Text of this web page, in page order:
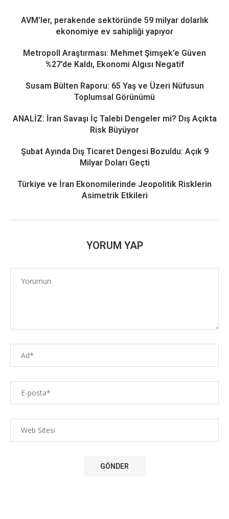
AVM’ler, perakende sektöründe 59 milyar dolarlık
ekonomiye ev sahipliği yapıyor
Metropoll Araştırması: Mehmet Şimşek’e Güven
%27’de Kaldı, Ekonomi Algısı Negatif
Susam Bülten Raporu: 65 Yaş ve Üzeri Nüfusun
Toplumsal Görünümü
ANALİZ: İran Savaşı İç Talebi Dengeler mi? Dış Açıkta
Risk Büyüyor
Şubat Ayında Dış Ticaret Dengesi Bozuldu: Açık 9
Milyar Doları Geçti
Türkiye ve İran Ekonomilerinde Jeopolitik Risklerin
Asimetrik Etkileri
YORUM YAP